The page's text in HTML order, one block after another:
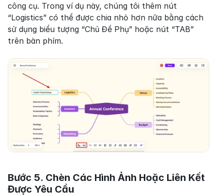
công cụ. Trong ví dụ này, chúng tôi thêm nút
“Logistics” có thể được chia nhỏ hơn nữa bằng cách
sử dụng biểu tượng “Chủ Đề Phụ” hoặc nút “TAB”
trên bàn phím.
Bước 5. Chèn Các Hình Ảnh Hoặc Liên Kết
Được Yêu Cầu